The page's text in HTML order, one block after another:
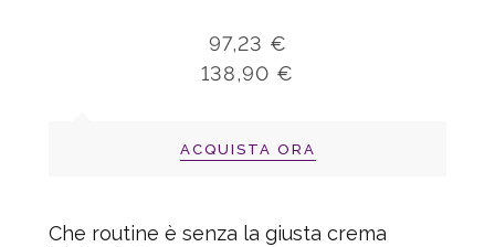
97,23 €
138,90 €
ACQUISTA ORA
Che routine è senza la giusta crema